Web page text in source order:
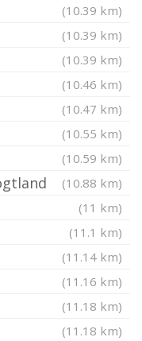
(10.39 km)
(10.39 km)
(10.39 km)
(10.46 km)
(10.47 km)
(10.55 km)
(10.59 km)
(10.88 km)
(11 km)
(11.1 km)
(11.14 km)
(11.16 km)
(11.18 km)
(11.18 km)